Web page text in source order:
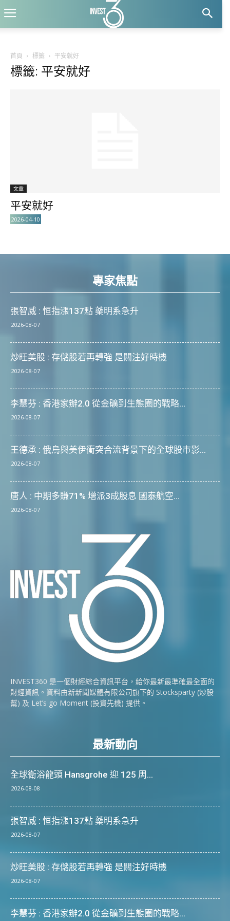
首頁 標籤 平安就好
標籤: 平安就好
文章
平安就好
2026-04-10
專家焦點
張智威 : 恒指漲137點 藥明系急升
2026-08-07
炒旺美股 : 存儲股若再轉強 是關注好時機
2026-08-07
李慧芬 : 香港家辦2.0 從金礦到生態圈的戰略...
2026-08-07
王德承 : 俄烏與美伊衝突合流背景下的全球股市影...
2026-08-07
唐人 : 中期多賺71% 增派3成股息 國泰航空...
2026-08-07
INVEST360 是一個財經綜合資訊平台，給你最新最準確最全面的
財經資訊。資料由新新聞媒體有限公司旗下的 Stocksparty (炒股
幫) 及 Let’s go Moment (投資先機) 提供。
最新動向
全球衛浴龍頭 Hansgrohe 迎 125 周...
2026-08-08
張智威 : 恒指漲137點 藥明系急升
2026-08-07
炒旺美股 : 存儲股若再轉強 是關注好時機
2026-08-07
李慧芬 : 香港家辦2.0 從金礦到生態圈的戰略...